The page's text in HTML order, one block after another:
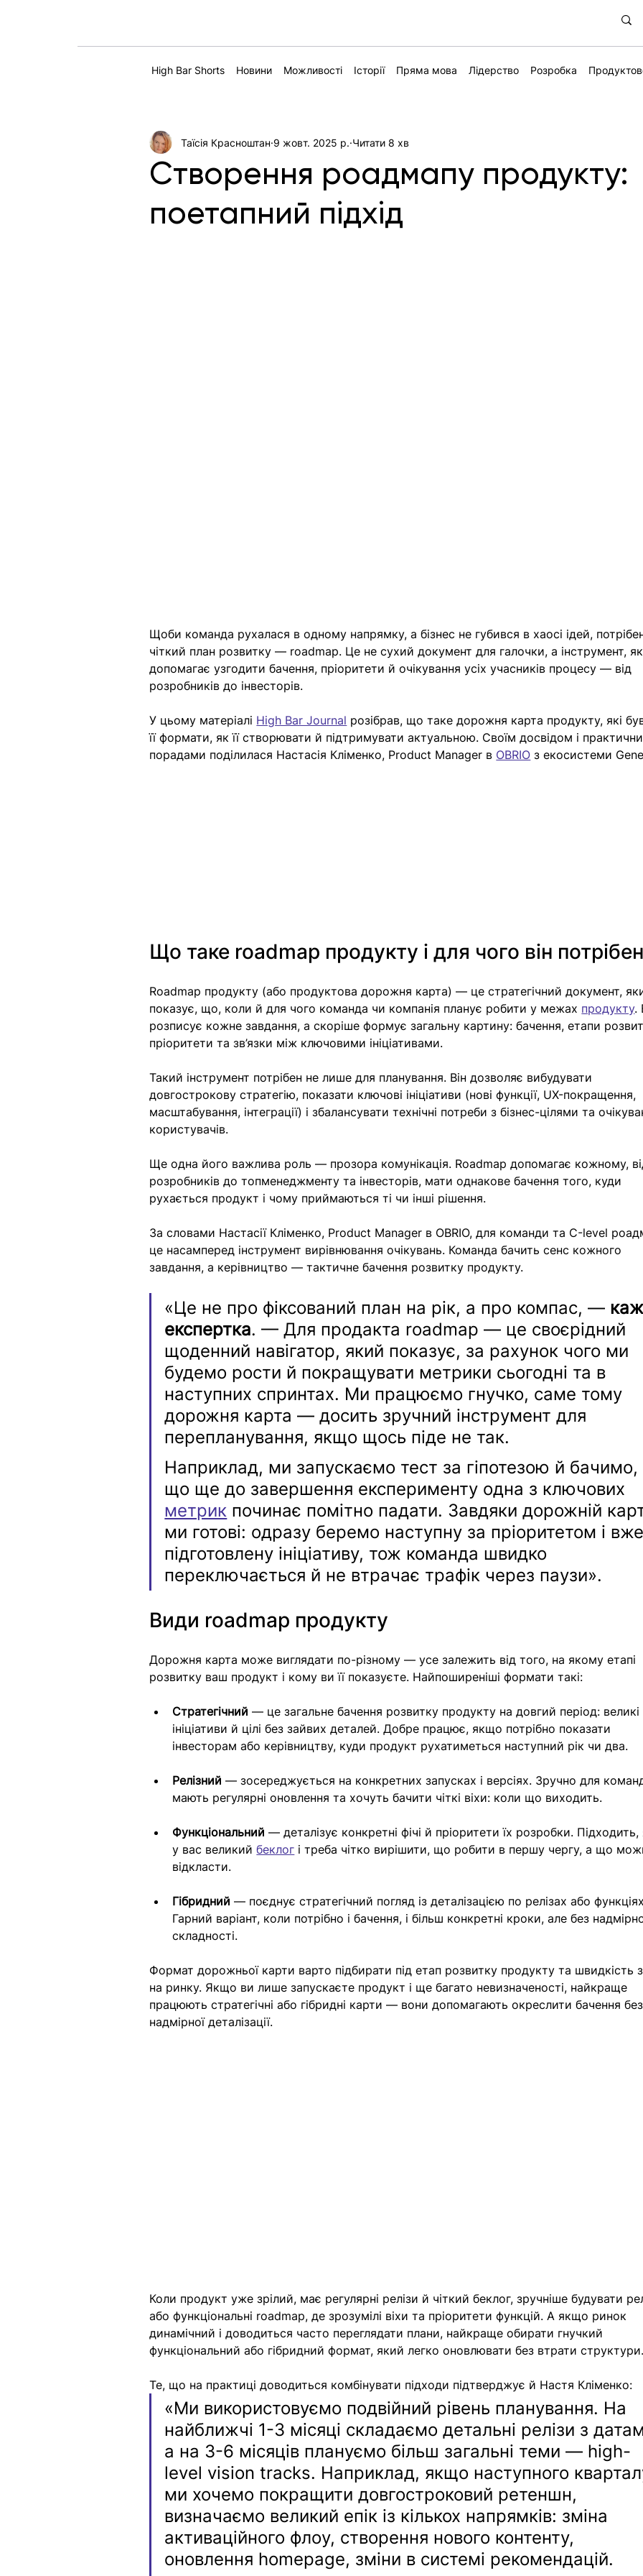
High Bar Shorts Новини Можливості Історії Пряма мова Лідерство Розробка
Створення роадмапу продукту:
поетапний підхід
Таїсія Красноштан 9 жовт. 2025 р. Читати 8 хв
Щоби команда рухалася в одному напрямку, а бізнес не губився в хаосі ідей,
чіткий план розвитку — roadmap. Це не сухий документ для галочки, а інструмент,
допомагає узгодити бачення, пріоритети й очікування усіх учасників процесу — від
розробників до інвесторів.
У цьому матеріалі High Bar Journal розібрав, що таке дорожня карта продукту, які
її формати, як її створювати й підтримувати актуальною. Своїм досвідом і
порадами поділилася Настасія Кліменко, Product Manager в OBRIO з екосистеми
Що таке roadmap продукту і для чого він потрібен
Roadmap продукту (або продуктова дорожня карта) — це стратегічний документ,
показує, що, коли й для чого команда чи компанія планує робити у межах продукту.
розписує кожне завдання, а скоріше формує загальну картину: бачення, етапи
пріоритети та зв’язки між ключовими ініціативами.
Такий інструмент потрібен не лише для планування. Він дозволяє вибудувати
довгострокову стратегію, показати ключові ініціативи (нові функції, UX-покращення,
масштабування, інтеграції) і збалансувати технічні потреби з бізнес-цілями та
користувачів.
Ще одна його важлива роль — прозора комунікація. Roadmap допомагає кожному,
розробників до топменеджменту та інвесторів, мати однакове бачення того, куди
рухається продукт і чому приймаються ті чи інші рішення.
За словами Настасії Кліменко, Product Manager в OBRIO, для команди та С-level
це насамперед інструмент вирівнювання очікувань. Команда бачить сенс кожного
завдання, а керівництво — тактичне бачення розвитку продукту.
«Це не про фіксований план на рік, а про компас, —
експертка. — Для продакта roadmap — це своєрідний
щоденний навігатор, який показує, за рахунок чого ми
будемо рости й покращувати метрики сьогодні та в
наступних спринтах. Ми працюємо гнучко, саме тому
дорожня карта — досить зручний інструмент для
перепланування, якщо щось піде не так.
Наприклад, ми запускаємо тест за гіпотезою й бачимо,
що ще до завершення експерименту одна з ключових
метрик починає помітно падати. Завдяки дорожній
ми готові: одразу беремо наступну за пріоритетом і вже
підготовлену ініціативу, тож команда швидко
переключається й не втрачає трафік через паузи».
Види roadmap продукту
Дорожня карта може виглядати по-різному — усе залежить від того, на якому етапі
розвитку ваш продукт і кому ви її показуєте. Найпоширеніші формати такі:
Стратегічний — це загальне бачення розвитку продукту на довгий період: великі
ініціативи й цілі без зайвих деталей. Добре працює, якщо потрібно показати
інвесторам або керівництву, куди продукт рухатиметься наступний рік чи два.
Релізний — зосереджується на конкретних запусках і версіях. Зручно для
мають регулярні оновлення та хочуть бачити чіткі віхи: коли що виходить.
Функціональний — деталізує конкретні фічі й пріоритети їх розробки.
у вас великий беклог і треба чітко вирішити, що робити в першу чергу, а що
відкласти.
Гібридний — поєднує стратегічний погляд із деталізацією по релізах або
Гарний варіант, коли потрібно і бачення, і більш конкретні кроки, але без
складності.
Формат дорожньої карти варто підбирати під етап розвитку продукту та швидкість
на ринку. Якщо ви лише запускаєте продукт і ще багато невизначеності, найкраще
працюють стратегічні або гібридні карти — вони допомагають окреслити бачення без
надмірної деталізації.
Коли продукт уже зрілий, має регулярні релізи й чіткий беклог, зручніше будувати
або функціональні roadmap, де зрозумілі віхи та пріоритети функцій. А якщо ринок
динамічний і доводиться часто переглядати плани, найкраще обирати гнучкий
функціональний або гібридний формат, який легко оновлювати без втрати структури.
Те, що на практиці доводиться комбінувати підходи підтверджує й Настя Кліменко:
«Ми використовуємо подвійний рівень планування. На
найближчі 1-3 місяці складаємо детальні релізи з
а на 3-6 місяців плануємо більш загальні теми — high-
level vision tracks. Наприклад, якщо наступного
ми хочемо покращити довгостроковий ретеншн,
визначаємо великий епік із кількох напрямків: зміна
активаційного флоу, створення нового контенту,
оновлення homepage, зміни в системі рекомендацій.